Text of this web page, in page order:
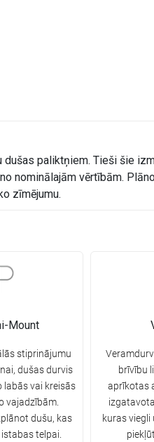
paliktņiem. Tieši šie
nominālajām vērtībām.
zīmējumu.
Mount
stiprinājumu
dušas durvis
vai kreisās
vajadzībām.
dušu, kas
telpai.
brīvību
aprīkotas
kuras